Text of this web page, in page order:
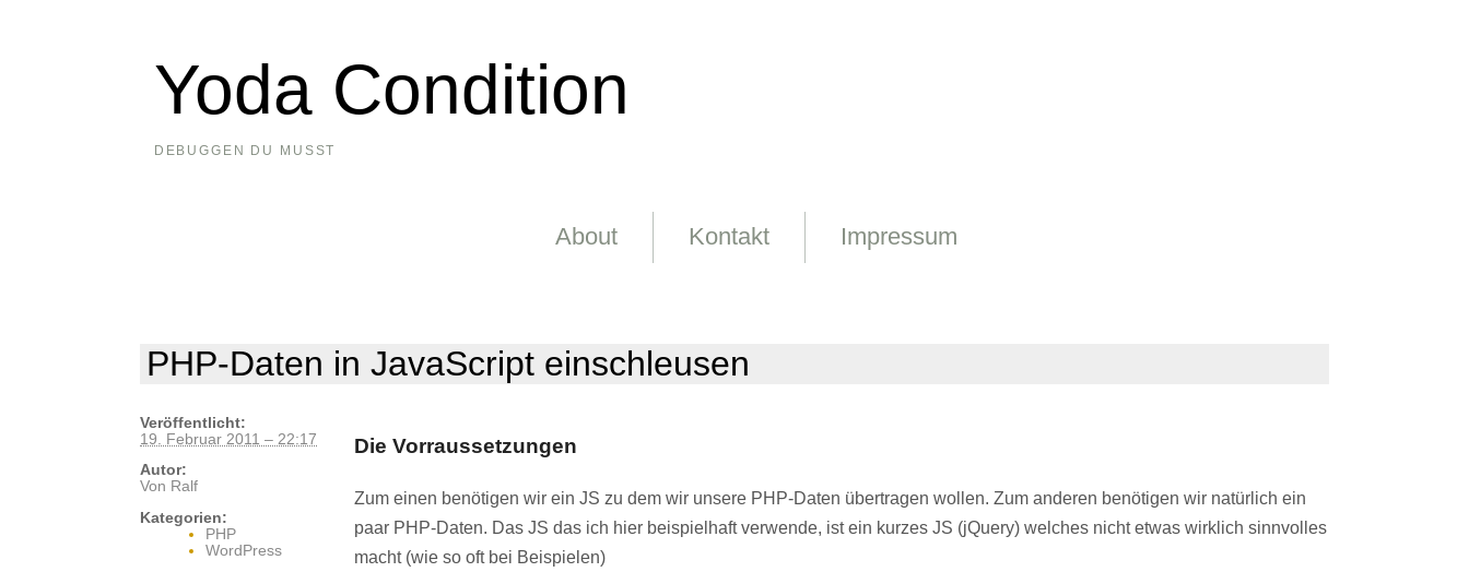
Yoda Condition
DEBUGGEN DU MUSST
About Kontakt Impressum
PHP-Daten in JavaScript einschleusen
Die Vorraussetzungen
Zum einen benötigen wir ein JS zu dem wir unsere PHP-Daten übertragen wollen. Zum anderen benötigen wir natürlich ein
paar PHP-Daten. Das JS das ich hier beispielhaft verwende, ist ein kurzes JS (jQuery) welches nicht etwas wirklich sinnvolles
macht (wie so oft bei Beispielen)
Veröffentlicht:
19. Februar 2011 – 22:17
Autor:
Von Ralf
Kategorien:
PHP
WordPress